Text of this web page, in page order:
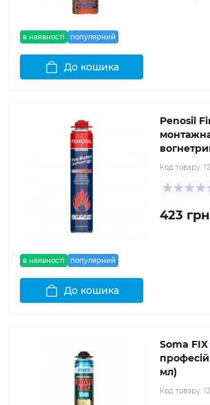
в наявності популярний
До кошика
в наявності популярний
Penosil
Код товару:
423
До кошика
Soma
мл)
Код товару: